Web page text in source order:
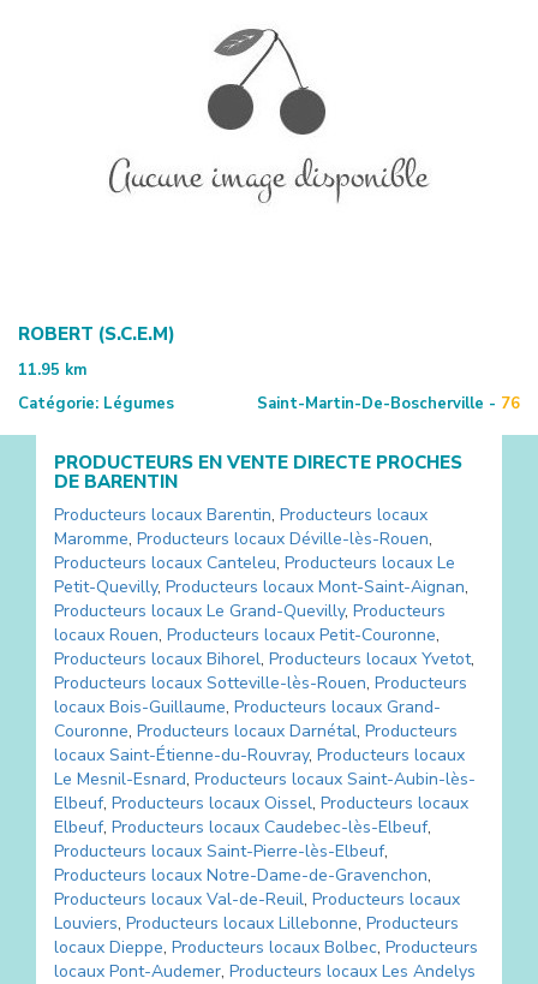
ROBERT (S.C.E.M)
11.95 km
Catégorie: Légumes Saint-Martin-De-Boscherville - 76
PRODUCTEURS EN VENTE DIRECTE PROCHES
DE BARENTIN
Producteurs locaux Barentin, Producteurs locaux
Maromme, Producteurs locaux Déville-lès-Rouen,
Producteurs locaux Canteleu, Producteurs locaux Le
Petit-Quevilly, Producteurs locaux Mont-Saint-Aignan,
Producteurs locaux Le Grand-Quevilly, Producteurs
locaux Rouen, Producteurs locaux Petit-Couronne,
Producteurs locaux Bihorel, Producteurs locaux Yvetot,
Producteurs locaux Sotteville-lès-Rouen, Producteurs
locaux Bois-Guillaume, Producteurs locaux Grand-
Couronne, Producteurs locaux Darnétal, Producteurs
locaux Saint-Étienne-du-Rouvray, Producteurs locaux
Le Mesnil-Esnard, Producteurs locaux Saint-Aubin-lès-
Elbeuf, Producteurs locaux Oissel, Producteurs locaux
Elbeuf, Producteurs locaux Caudebec-lès-Elbeuf,
Producteurs locaux Saint-Pierre-lès-Elbeuf,
Producteurs locaux Notre-Dame-de-Gravenchon,
Producteurs locaux Val-de-Reuil, Producteurs locaux
Louviers, Producteurs locaux Lillebonne, Producteurs
locaux Dieppe, Producteurs locaux Bolbec, Producteurs
locaux Pont-Audemer, Producteurs locaux Les Andelys